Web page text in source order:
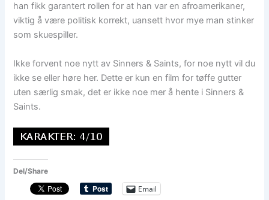
han fikk garantert rollen for at han var en afroamerikaner,
viktig å være politisk korrekt, uansett hvor mye man stinker
som skuespiller.
Ikke forvent noe nytt av Sinners & Saints, for noe nytt vil du
ikke se eller høre her. Dette er kun en film for tøffe gutter
uten særlig smak, det er ikke noe mer å hente i Sinners &
Saints.
Del/Share
Email